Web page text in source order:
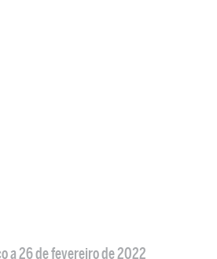
a 26 de fevereiro de 2022